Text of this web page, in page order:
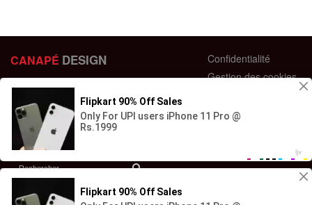
CANAPÉ DESIGN
44 bis Rue des Bardines
63370 Lempdes, France
+33 658358352
Confidentialité
Gestion des cookies
Retour et échange
Contactez-nous